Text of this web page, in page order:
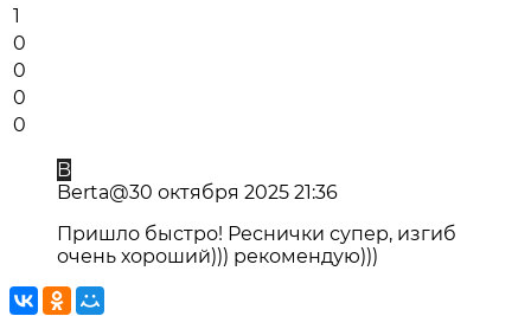
1
0
0
0
0
B
Berta@30 октября 2025 21:36
Пришло быстро! Реснички супер, изгиб
очень хороший))) рекомендую)))